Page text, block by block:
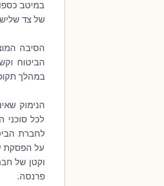
במיטב
של צד
הסיבה
הביטוח
במהלך
הנימוק
לכל סוכני
לחברת
על הפסקת
וקטן של
פרנסה.